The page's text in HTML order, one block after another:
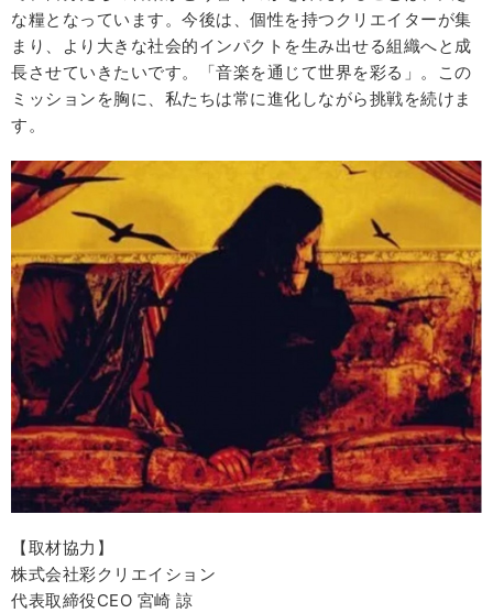
な糧となっています。今後は、個性を持つクリエイターが集
まり、より大きな社会的インパクトを生み出せる組織へと成
長させていきたいです。「音楽を通じて世界を彩る」。この
ミッションを胸に、私たちは常に進化しながら挑戦を続けま
す。
【取材協力】
株式会社彩クリエイション
代表取締役CEO 宮崎 諒